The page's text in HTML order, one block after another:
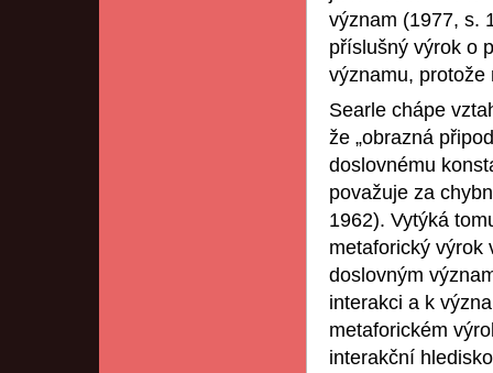
význam (1977, s.
příslušný výrok o
významu, protože
Searle chápe
že „obrazná
doslovnému
považuje za
1962). Vytýká
metaforický výrok
doslovným
interakci a k
metaforickém
interakční